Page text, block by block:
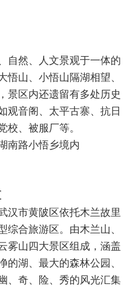
然、人文景观于一体的
山、小悟山隔湖相望、
景区内还遗留有多处历史
观音阁、太平古寨、抗日
、被服厂等。
路小悟乡境内
市黄陂区依托木兰故里
合旅游区。由木兰山、
雾山四大景区组成，涵盖
湖、最大的森林公园、
、奇、险、秀的风光汇集